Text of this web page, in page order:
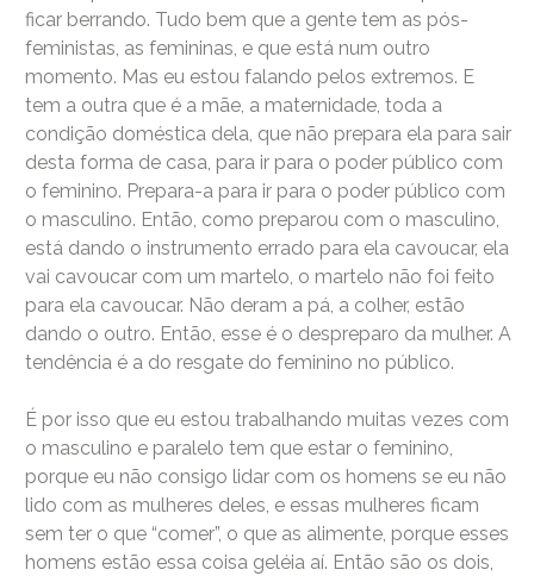
ficar berrando. Tudo bem que a gente tem as pós-
feministas, as femininas, e que está num outro
momento. Mas eu estou falando pelos extremos. E
tem a outra que é a mãe, a maternidade, toda a
condição doméstica dela, que não prepara ela para sair
desta forma de casa, para ir para o poder público com
o feminino. Prepara-a para ir para o poder público com
o masculino. Então, como preparou com o masculino,
está dando o instrumento errado para ela cavoucar, ela
vai cavoucar com um martelo, o martelo não foi feito
para ela cavoucar. Não deram a pá, a colher, estão
dando o outro. Então, esse é o despreparo da mulher. A
tendência é a do resgate do feminino no público.
É por isso que eu estou trabalhando muitas vezes com
o masculino e paralelo tem que estar o feminino,
porque eu não consigo lidar com os homens se eu não
lido com as mulheres deles, e essas mulheres ficam
sem ter o que “comer”, o que as alimente, porque esses
homens estão essa coisa geléia aí. Então são os dois,